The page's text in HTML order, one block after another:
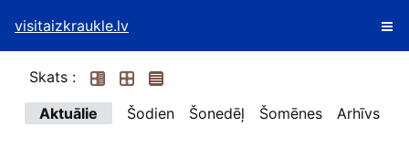
visitaizkraukle.lv
Skats :
Aktuālie
Šodien Šonedēļ Šomēnes Arhīvs